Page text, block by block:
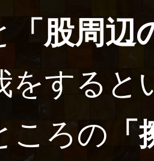
「股周辺
をすると
ころの